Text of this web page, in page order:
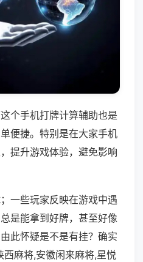
个手机打牌计算辅助也是
便捷。特别是在大家手机
提升游戏体验，避免影响
一些玩家反映在游戏中遇
是能拿到好牌，甚至好像
此怀疑是不是有挂？确实
麻将,安徽闲来麻将,星悦